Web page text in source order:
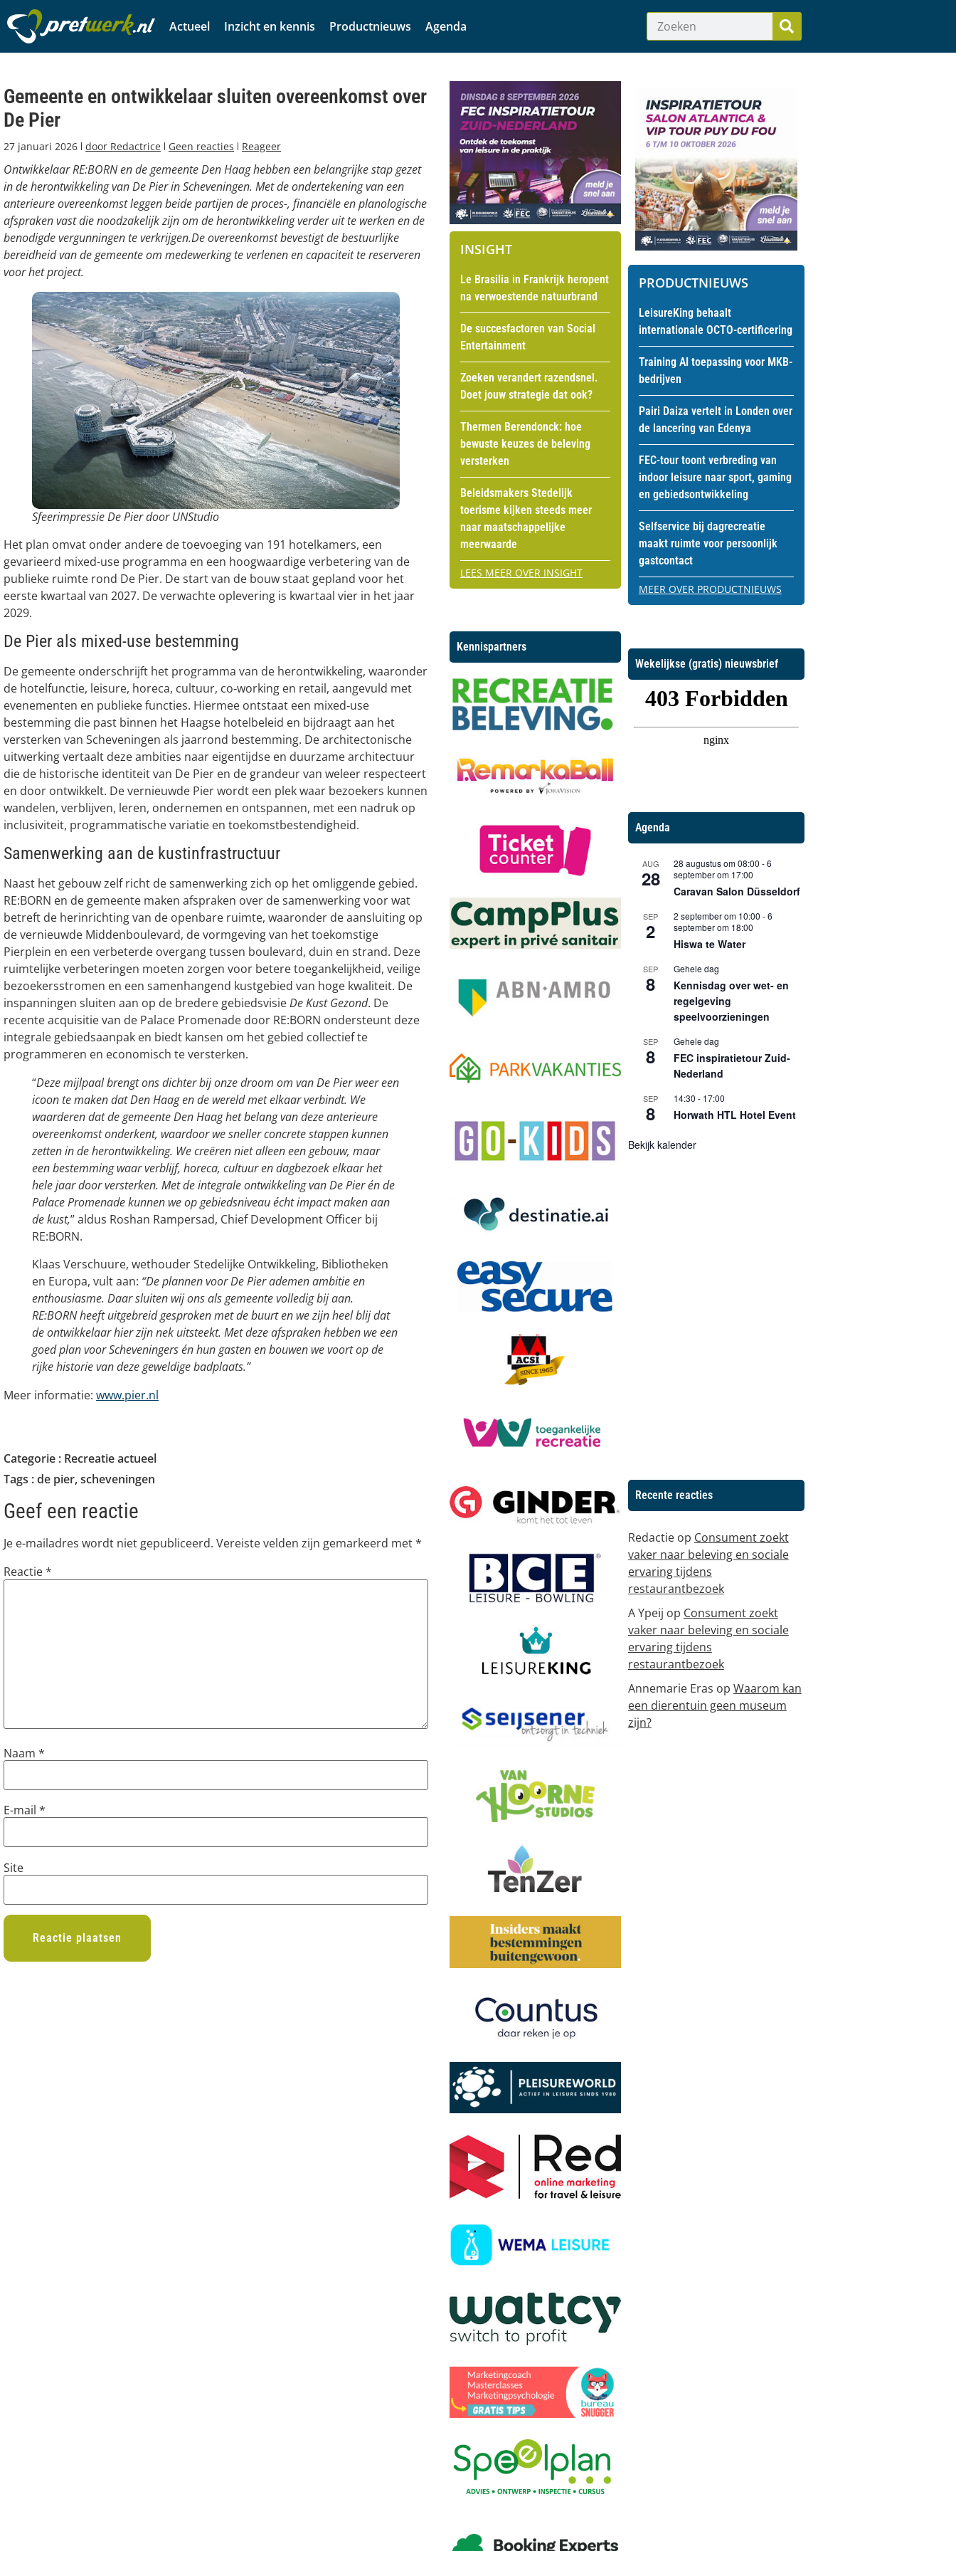
Actueel Inzicht en kennis Productnieuws Agenda
Gemeente en ontwikkelaar sluiten overeenkomst over
De Pier
27 januari 2026 door Redactrice Geen reacties Reageer
Ontwikkelaar RE:BORN en de gemeente Den Haag hebben een belangrijke stap gezet
in de herontwikkeling van De Pier in Scheveningen. Met de ondertekening van een
anterieure overeenkomst leggen beide partijen de proces-, financiële en planologische
afspraken vast die noodzakelijk zijn om de herontwikkeling verder uit te werken en de
benodigde vergunningen te verkrijgen.De overeenkomst bevestigt de bestuurlijke
bereidheid van de gemeente om medewerking te verlenen en capaciteit te reserveren
voor het project.
Sfeerimpressie De Pier door UNStudio
Het plan omvat onder andere de toevoeging van 191 hotelkamers, een
gevarieerd mixed-use programma en een hoogwaardige verbetering van de
publieke ruimte rond De Pier. De start van de bouw staat gepland voor het
eerste kwartaal van 2027. De verwachte oplevering is kwartaal vier in het jaar
2029.
De Pier als mixed-use bestemming
De gemeente onderschrijft het programma van de herontwikkeling, waaronder
de hotelfunctie, leisure, horeca, cultuur, co‑working en retail, aangevuld met
evenementen en publieke functies. Hiermee ontstaat een mixed‑use
bestemming die past binnen het Haagse hotelbeleid en bijdraagt aan het
versterken van Scheveningen als jaarrond bestemming. De architectonische
uitwerking vertaalt deze ambities naar eigentijdse en duurzame architectuur
die de historische identiteit van De Pier en de grandeur van weleer respecteert
en door ontwikkelt. De vernieuwde Pier wordt een plek waar bezoekers kunnen
wandelen, verblijven, leren, ondernemen en ontspannen, met een nadruk op
inclusiviteit, programmatische variatie en toekomstbestendigheid.
Samenwerking aan de kustinfrastructuur
Naast het gebouw zelf richt de samenwerking zich op het omliggende gebied.
RE:BORN en de gemeente maken afspraken over de samenwerking voor wat
betreft de herinrichting van de openbare ruimte, waaronder de aansluiting op
de vernieuwde Middenboulevard, de vormgeving van het toekomstige
Pierplein en een verbeterde overgang tussen boulevard, duin en strand. Deze
ruimtelijke verbeteringen moeten zorgen voor betere toegankelijkheid, veilige
bezoekersstromen en een samenhangend kustgebied van hoge kwaliteit. De
inspanningen sluiten aan op de bredere gebiedsvisieDe Kust Gezond. De
recente acquisitie van de Palace Promenade door RE:BORN ondersteunt deze
integrale gebiedsaanpak en biedt kansen om het gebied collectief te
programmeren en economisch te versterken.
“Deze mijlpaal brengt ons dichter bij onze droom om van De Pier weer een
icoon te maken dat Den Haag en de wereld met elkaar verbindt. We
waarderen dat de gemeente Den Haag het belang van deze anterieure
overeenkomst onderkent, waardoor we sneller concrete stappen kunnen
zetten in de herontwikkeling. We creëren niet alleen een gebouw, maar
een bestemming waar verblijf, horeca, cultuur en dagbezoek elkaar het
hele jaar door versterken. Met de integrale ontwikkeling van De Pier én de
Palace Promenade kunnen we op gebiedsniveau écht impact maken aan
de kust,” aldus Roshan Rampersad, Chief Development Officer bij
RE:BORN.
Klaas Verschuure, wethouder Stedelijke Ontwikkeling, Bibliotheken
en Europa, vult aan: “De plannen voor De Pier ademen ambitie en
enthousiasme. Daar sluiten wij ons als gemeente volledig bij aan.
RE:BORN heeft uitgebreid gesproken met de buurt en we zijn heel blij dat
de ontwikkelaar hier zijn nek uitsteekt. Met deze afspraken hebben we een
goed plan voor Scheveningers én hun gasten en bouwen we voort op de
rijke historie van deze geweldige badplaats.”
Meer informatie: www.pier.nl
Categorie : Recreatie actueel
Tags :de pier,scheveningen
Geef een reactie
Je e-mailadres wordt niet gepubliceerd. Vereiste velden zijn gemarkeerd met*
Reactie*
Naam *
E-mail *
Site
INSIGHT
Le Brasilia in Frankrijk heropent
na verwoestende natuurbrand
De succesfactoren van Social
Entertainment
Zoeken verandert razendsnel.
Doet jouw strategie dat ook?
Thermen Berendonck: hoe
bewuste keuzes de beleving
versterken
Beleidsmakers Stedelijk
toerisme kijken steeds meer
naar maatschappelijke
meerwaarde
LEES MEER OVER INSIGHT
Kennispartners
PRODUCTNIEUWS
LeisureKing behaalt
internationale OCTO-certificering
Training AI toepassing voor MKB-
bedrijven
Pairi Daiza vertelt in Londen over
de lancering van Edenya
FEC-tour toont verbreding van
indoor leisure naar sport, gaming
en gebiedsontwikkeling
Selfservice bij dagrecreatie
maakt ruimte voor persoonlijk
gastcontact
MEER OVER PRODUCTNIEUWS
Wekelijkse (gratis) nieuwsbrief
Agenda
AUG
28
28 augustus om 08:00 -6
september om 17:00
Caravan Salon Düsseldorf
SEP
2
2 september om 10:00 -6
september om 18:00
Hiswa te Water
SEP
8
Gehele dag
Kennisdag over wet- en
regelgeving
speelvoorzieningen
SEP
8
Gehele dag
FEC inspiratietour Zuid-
Nederland
SEP
8
14:30 - 17:00
Horwath HTL Hotel Event
Bekijk kalender
Recente reacties
Redactieop Consument zoekt
vaker naar beleving en sociale
ervaring tijdens
restaurantbezoek
A Ypeij op Consument zoekt
vaker naar beleving en sociale
ervaring tijdens
restaurantbezoek
Annemarie Eras op Waarom kan
een dierentuin geen museum
zijn?